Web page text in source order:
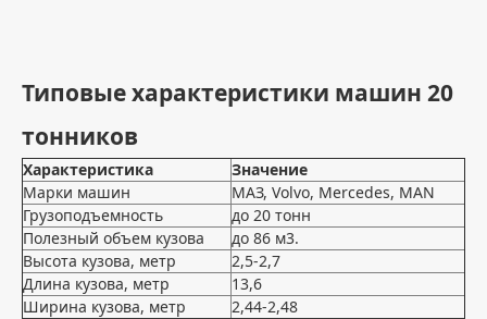
Типовые характеристики машин 20
тонников
Характеристика
Значение
Марки машин
МАЗ, Volvo, Mercedes, MAN
Грузоподъемность
до 20 тонн
Полезный объем кузова
до 86 м3.
Высота кузова, метр
2,5-2,7
Длина кузова, метр
13,6
Ширина кузова, метр
2,44-2,48